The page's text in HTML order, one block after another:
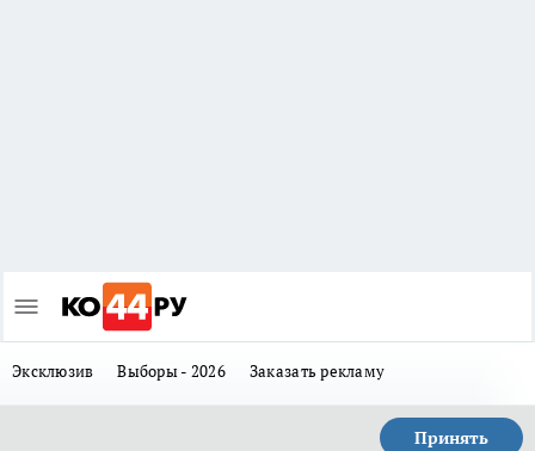
Эксклюзив Выборы - 2026 Заказать рекламу
Принять